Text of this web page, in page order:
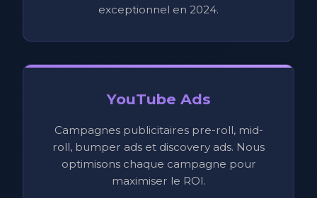
exceptionnel en 2024.
YouTube Ads
Campagnes publicitaires pre-roll, mid-
roll, bumper ads et discovery ads. Nous
optimisons chaque campagne pour
maximiser le ROI.